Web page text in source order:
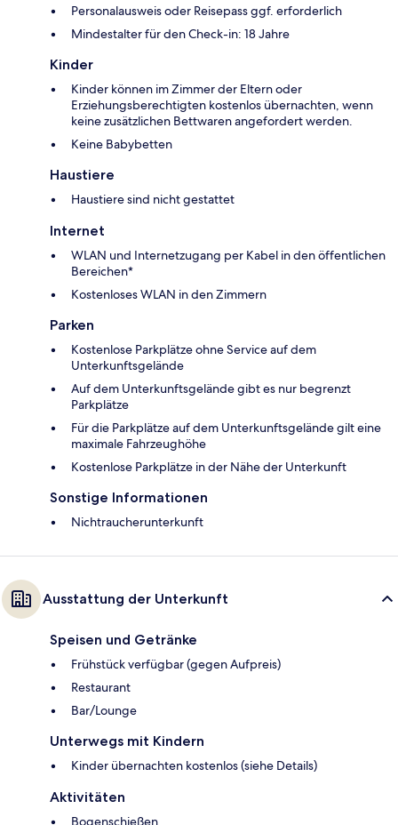
Personalausweis oder Reisepass ggf. erforderlich
Mindestalter für den Check-in: 18 Jahre
Kinder
Kinder können im Zimmer der Eltern oder
Erziehungsberechtigten kostenlos übernachten, wenn
keine zusätzlichen Bettwaren angefordert werden.
Keine Babybetten
Haustiere
Haustiere sind nicht gestattet
Internet
WLAN und Internetzugang per Kabel in den öffentlichen
Bereichen*
Kostenloses WLAN in den Zimmern
Parken
Kostenlose Parkplätze ohne Service auf dem
Unterkunftsgelände
Auf dem Unterkunftsgelände gibt es nur begrenzt
Parkplätze
Für die Parkplätze auf dem Unterkunftsgelände gilt eine
maximale Fahrzeughöhe
Kostenlose Parkplätze in der Nähe der Unterkunft
Sonstige Informationen
Nichtraucherunterkunft
Ausstattung der Unterkunft
Speisen und Getränke
Frühstück verfügbar (gegen Aufpreis)
Restaurant
Bar/Lounge
Unterwegs mit Kindern
Kinder übernachten kostenlos (siehe Details)
Aktivitäten
Bogenschießen